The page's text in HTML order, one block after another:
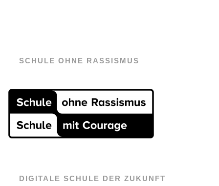
SCHULE OHNE RASSISMUS
DIGITALE SCHULE DER ZUKUNFT